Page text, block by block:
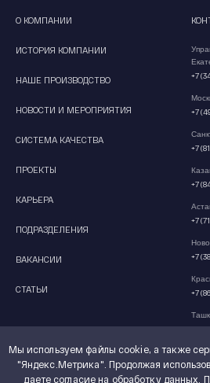
О КОМПАНИИ
ИСТОРИЯ КОМПАНИИ
НАШЕ ПРОИЗВОДСТВО
НОВОСТИ И МЕРОПРИЯТИЯ
СИСТЕМА КАЧЕСТВА
ПРОЕКТЫ
КАРЬЕРА
ПОДРАЗДЕЛЕНИЯ
ВАКАНСИИ
СТАТЬИ
+7
+7
+7
+7
+7
+7
+7
+9
Мы используем файлы cookie, а также
"Яндекс.Метрика". Продолжая
даете согласие на обработку данных.